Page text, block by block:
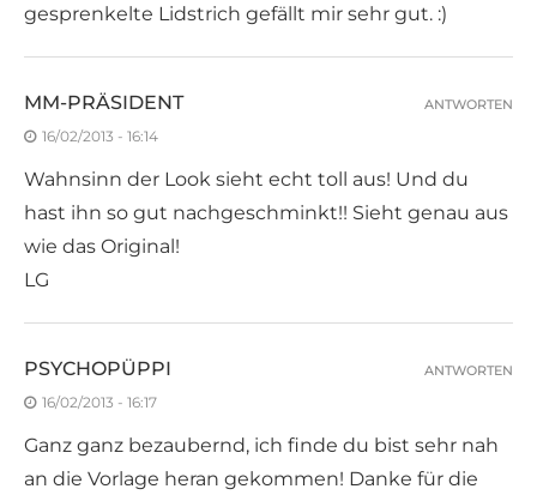
gesprenkelte Lidstrich gefällt mir sehr gut. :)
MM-PRÄSIDENT
16/02/2013 - 16:14
Wahnsinn der Look sieht echt toll aus! Und du
hast ihn so gut nachgeschminkt!! Sieht genau aus
wie das Original!
LG
ANTWORTEN
PSYCHOPÜPPI
16/02/2013 - 16:17
Ganz ganz bezaubernd, ich finde du bist sehr nah
an die Vorlage heran gekommen! Danke für die
ANTWORTEN